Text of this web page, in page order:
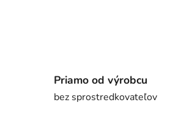
Priamo od výrobcu
bez sprostredkovateľov